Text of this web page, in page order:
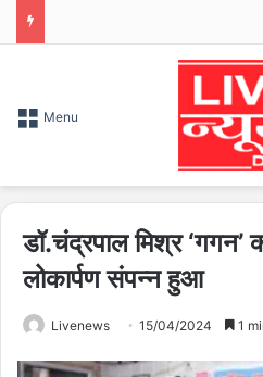
Menu
डॉ.चंद्रपाल मिश्र ‘गगन’
लोकार्पण संपन्न हुआ
Livenews 15/04/2024 1